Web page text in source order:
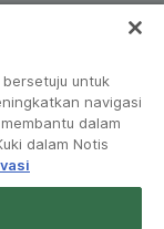
Notice
untuk
navigasi
dalam
dalam Notis